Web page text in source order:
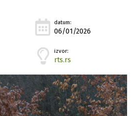
datum:
06/01/2026
izvor:
rts.rs